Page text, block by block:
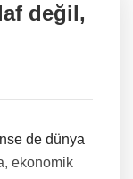
değil,
de dünya
ekonomik